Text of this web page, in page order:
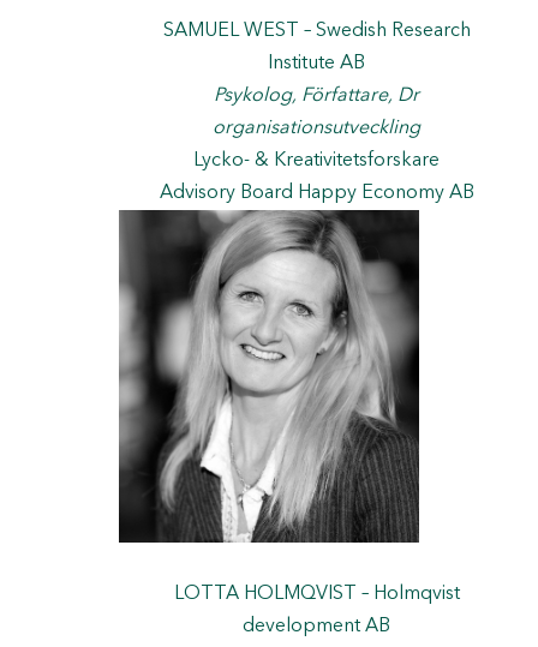
SAMUEL WEST – Swedish Research
Institute AB
Psykolog, Författare, Dr
organisationsutveckling
Lycko- & Kreativitetsforskare
Advisory Board Happy Economy AB
LOTTA HOLMQVIST – Holmqvist
development AB